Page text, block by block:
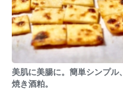
美肌に美腸に。簡単シンプル、
焼き酒粕。